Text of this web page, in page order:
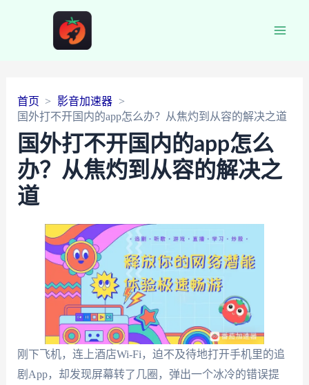
首页
影音加速器
国外打不开国内的app怎么办？从焦灼到从容的解决之道
国外打不开国内的app怎么
办？从焦灼到从容的解决之
道
刚下飞机，连上酒店Wi-Fi，迫不及待地打开手机里的追
剧App，却发现屏幕转了几圈，弹出一个冰冷的错误提